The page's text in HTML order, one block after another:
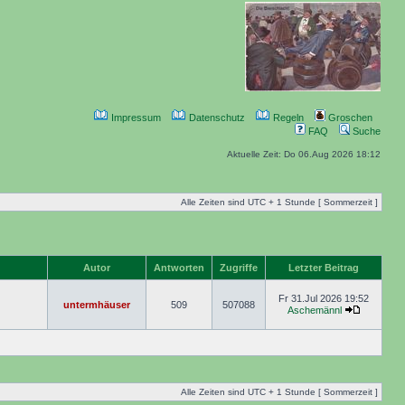
Impressum Datenschutz Regeln
Groschen
FAQ
Suche
Aktuelle Zeit: Do 06.Aug 2026 18:12
Alle Zeiten sind UTC + 1 Stunde [ Sommerzeit ]
Autor Antworten Zugriffe Letzter Beitrag
untermhäuser 509 507088
Fr 31.Jul 2026 19:52
Aschemännl
Alle Zeiten sind UTC + 1 Stunde [ Sommerzeit ]